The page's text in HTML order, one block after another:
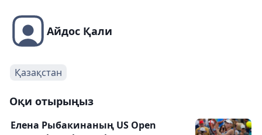
Айдос Қали
Қазақстан
Оқи отырыңыз
Елена Рыбакинаның US Open